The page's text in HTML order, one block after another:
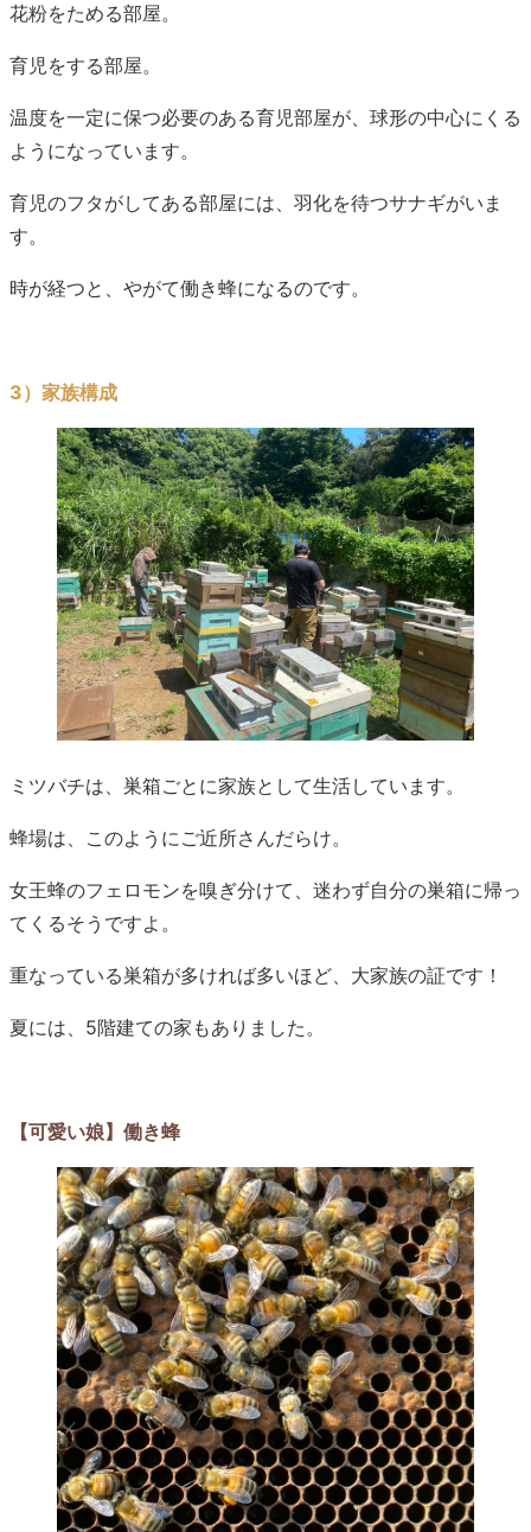
花粉をためる部屋。
育児をする部屋。
温度を一定に保つ必要のある育児部屋が、球形の中心にくる
ようになっています。
育児のフタがしてある部屋には、羽化を待つサナギがいま
す。
時が経つと、やがて働き蜂になるのです。
3）家族構成
ミツバチは、巣箱ごとに家族として生活しています。
蜂場は、このようにご近所さんだらけ。
女王蜂のフェロモンを嗅ぎ分けて、迷わず自分の巣箱に帰っ
てくるそうですよ。
重なっている巣箱が多ければ多いほど、大家族の証です！
夏には、5階建ての家もありました。
【可愛い娘】働き蜂